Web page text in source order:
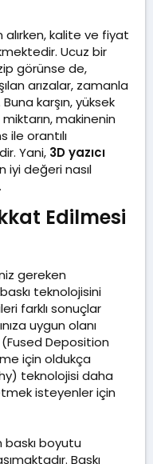
alırken, kalite ve fiyat
Ucuz bir
görünse de,
arızalar, zamanla
karşın, yüksek
makinenin
ile orantılı
Yani, 3D yazıcı
değeri nasıl
Edilmesi
gereken
teknolojisini
farklı sonuçlar
uygun olanı
Deposition
için oldukça
teknolojisi daha
isteyenler için
boyutu
Baskı